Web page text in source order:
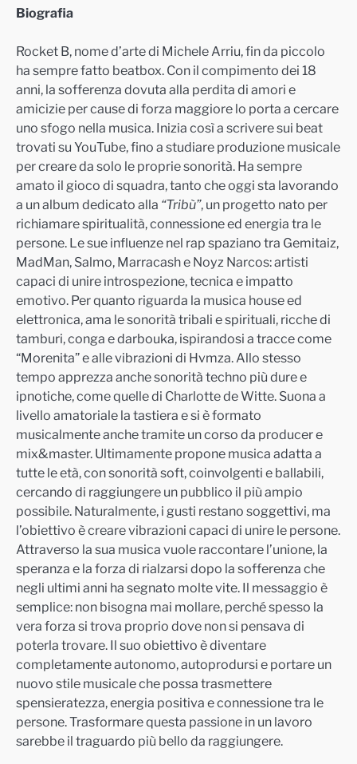
Biografia
Rocket B, nome d’arte di Michele Arriu, fin da piccolo
ha sempre fatto beatbox. Con il compimento dei 18
anni, la sofferenza dovuta alla perdita di amori e
amicizie per cause di forza maggiore lo porta a cercare
uno sfogo nella musica. Inizia così a scrivere sui beat
trovati su YouTube, fino a studiare produzione musicale
per creare da solo le proprie sonorità. Ha sempre
amato il gioco di squadra, tanto che oggi sta lavorando
a un album dedicato alla “Tribù”, un progetto nato per
richiamare spiritualità, connessione ed energia tra le
persone. Le sue influenze nel rap spaziano tra Gemitaiz,
MadMan, Salmo, Marracash e Noyz Narcos: artisti
capaci di unire introspezione, tecnica e impatto
emotivo. Per quanto riguarda la musica house ed
elettronica, ama le sonorità tribali e spirituali, ricche di
tamburi, conga e darbouka, ispirandosi a tracce come
“Morenita” e alle vibrazioni di Hvmza. Allo stesso
tempo apprezza anche sonorità techno più dure e
ipnotiche, come quelle di Charlotte de Witte. Suona a
livello amatoriale la tastiera e si è formato
musicalmente anche tramite un corso da producer e
mix&master. Ultimamente propone musica adatta a
tutte le età, con sonorità soft, coinvolgenti e ballabili,
cercando di raggiungere un pubblico il più ampio
possibile. Naturalmente, i gusti restano soggettivi, ma
l’obiettivo è creare vibrazioni capaci di unire le persone.
Attraverso la sua musica vuole raccontare l’unione, la
speranza e la forza di rialzarsi dopo la sofferenza che
negli ultimi anni ha segnato molte vite. Il messaggio è
semplice: non bisogna mai mollare, perché spesso la
vera forza si trova proprio dove non si pensava di
poterla trovare. Il suo obiettivo è diventare
completamente autonomo, autoprodursi e portare un
nuovo stile musicale che possa trasmettere
spensieratezza, energia positiva e connessione tra le
persone. Trasformare questa passione in un lavoro
sarebbe il traguardo più bello da raggiungere.